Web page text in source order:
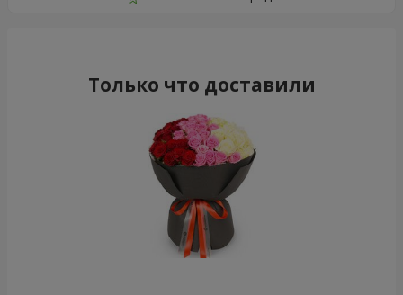
Только что доставили